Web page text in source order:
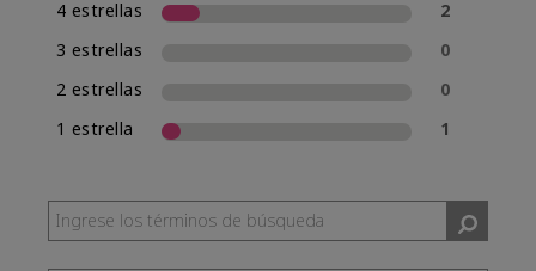
4 estrellas
2
3 estrellas
0
2 estrellas
0
1 estrella
1